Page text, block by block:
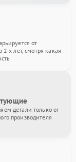
от
2-х лет, смотря какая
детали только от
производителя